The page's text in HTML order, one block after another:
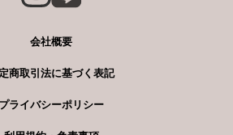
会社概要
商取引法に基づく表記
プライバシーポリシー